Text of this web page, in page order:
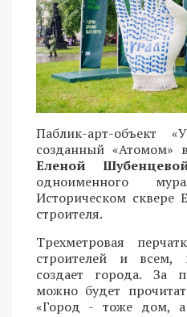
Паблик-арт-объект
созданный «Атомом»
Еленой
одноименного
Историческом сквере
строителя.
Трехметровая
строителей и всем,
создает города. За
можно будет
«Город - тоже дом,